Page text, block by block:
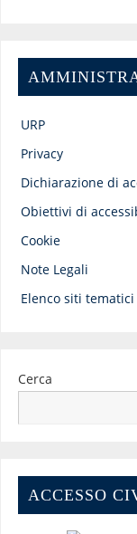
URP
Privacy
Dichiarazione di
Obiettivi di
Cookie
Note Legali
Elenco siti tematici
Cerca
ACCESSO